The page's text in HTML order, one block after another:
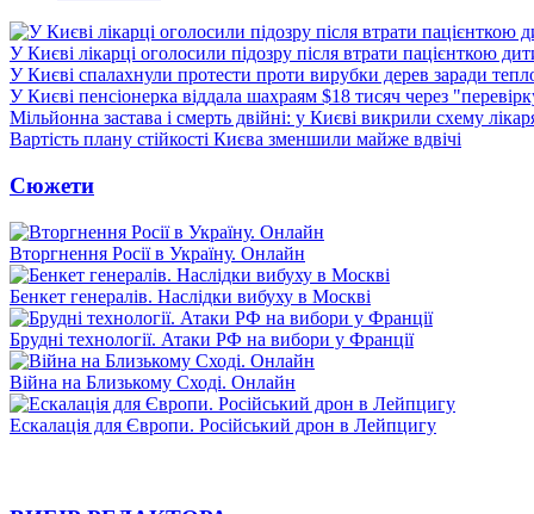
У Києві лікарці оголосили підозру після втрати пацієнткою
У Києві спалахнули протести проти вирубки дерев заради
У Києві пенсіонерка віддала шахраям $18 тисяч через
Мільйонна застава і смерть двійні: у Києві викрили схему
Вартість плану стійкості Києва зменшили майже вдвічі
Сюжети
Вторгнення Росії в Україну. Онлайн
Бенкет генералів. Наслідки вибуху в Москві
Брудні технології. Атаки РФ на вибори у Франції
Війна на Близькому Сході. Онлайн
Ескалація для Європи. Російський дрон в Лейпцигу